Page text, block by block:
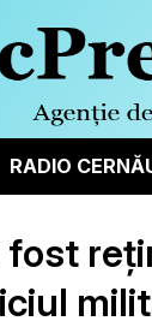
RADIO
fost